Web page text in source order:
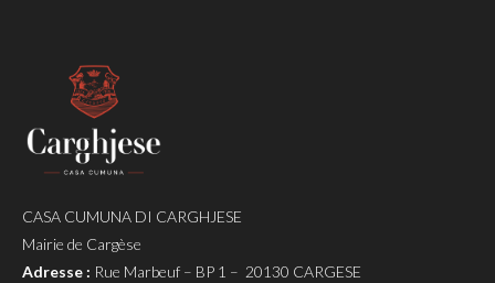
CASA CUMUNA DI CARGHJESE
Mairie de Cargèse
Adresse : Rue Marbeuf – BP 1 – 20130 CARGESE